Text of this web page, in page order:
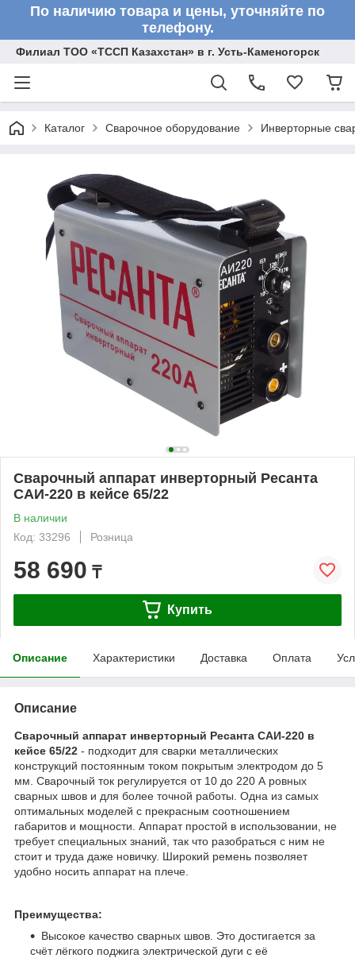
По наличию товара и цены, уточняйте по
телефону.
Филиал ТОО «ТССП Казахстан» в г. Усть-Каменогорск
Каталог Сварочное оборудование Инверторные
Сварочный аппарат инверторный Ресанта
САИ-220 в кейсе 65/22
В наличии
Код: 33296
Розница
58 690 ₸
Купить
Описание Характеристики Доставка Оплата
Описание
Сварочный аппарат инверторный Ресанта САИ-220 в
кейсе 65/22 - подходит для сварки металлических
конструкций постоянным током покрытым электродом до 5
мм. Сварочный ток регулируется от 10 до 220 А ровных
сварных швов и для более точной работы. Одна из самых
оптимальных моделей с прекрасным соотношением
габаритов и мощности. Аппарат простой в использовании, не
требует специальных знаний, так что разобраться с ним не
стоит и труда даже новичку. Широкий ремень позволяет
удобно носить аппарат на плече.
Преимущества:
Высокое качество сварных швов. Это достигается за
счёт лёгкого поджига электрической дуги с её